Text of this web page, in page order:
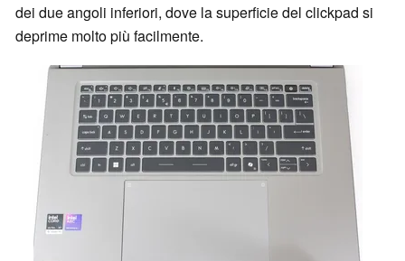
dei due angoli inferiori, dove la superficie del clickpad si
deprime molto più facilmente.